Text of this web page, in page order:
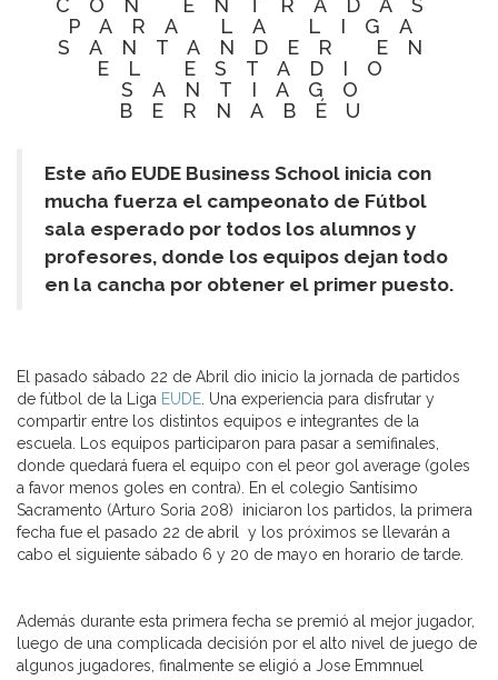
CON ENTRADAS
PARA LA LIGA
SANTANDER EN
EL ESTADIO
SANTIAGO
BERNABÉU
Este año EUDE Business School inicia con
mucha fuerza el campeonato de Fútbol
sala esperado por todos los alumnos y
profesores, donde los equipos dejan todo
en la cancha por obtener el primer puesto.
El pasado sábado 22 de Abril dio inicio la jornada de partidos
de fútbol de la Liga EUDE. Una experiencia para disfrutar y
compartir entre los distintos equipos e integrantes de la
escuela. Los equipos participaron para pasar a semifinales,
donde quedará fuera el equipo con el peor gol average (goles
a favor menos goles en contra). En el colegio Santísimo
Sacramento (Arturo Soria 208) iniciaron los partidos, la primera
fecha fue el pasado 22 de abril y los próximos se llevarán a
cabo el siguiente sábado 6 y 20 de mayo en horario de tarde.
Además durante esta primera fecha se premió al mejor jugador,
luego de una complicada decisión por el alto nivel de juego de
algunos jugadores, finalmente se eligió a Jose Emmnuel